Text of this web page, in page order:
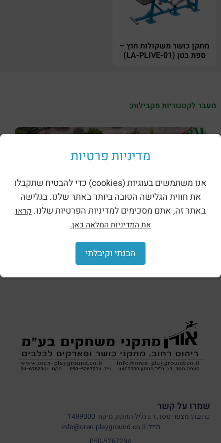
מתקן כושר משקולות חוץ –
ספת בטן (LA-PLIVE-01)
מעבר לקטגוריות מקבילות:
הצללות וסככות
שמרו על קשר
כתובת: מצפה מסד, ד.נ גליל תחתון, מיקוד 1499000
מייל: info@oren-playground.co.il
מדיניות פרטיות
אנו משתמשים בעוגיות (cookies) כדי להבטיח שתקבלו
את חווית הגלישה הטובה ביותר באתר שלנו. בגלישה
באתר זה, אתם מסכימים למדיניות הפרטיות שלנו. קראו
את המדיניות המלאה כאן.
הבנתי וקיבלתי